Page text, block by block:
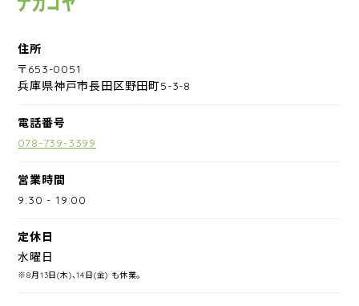
住所
〒653-0051
兵庫県神戸市長田区野田町5-3-8
電話番号
078-739-3399
営業時間
9:30 -19:00
定休日
水曜日
※8月13日(木)、14日(金) も休業。